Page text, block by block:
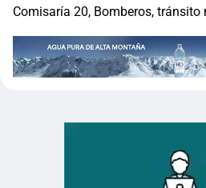
Comisaría 20, Bomberos,